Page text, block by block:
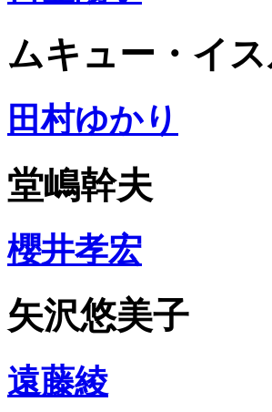
ムキュー・イ
田村ゆかり
堂嶋幹夫
櫻井孝宏
矢沢悠美子
遠藤綾